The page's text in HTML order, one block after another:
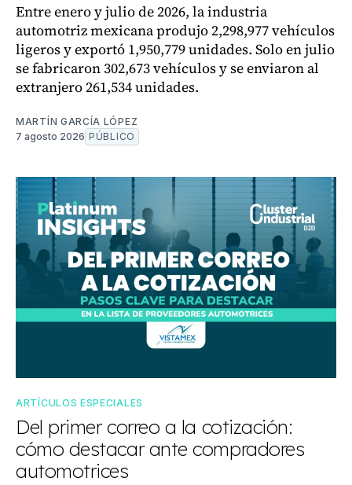
Entre enero y julio de 2026, la industria
automotriz mexicana produjo 2,298,977 vehículos
ligeros y exportó 1,950,779 unidades. Solo en julio
se fabricaron 302,673 vehículos y se enviaron al
extranjero 261,534 unidades.
MARTÍN GARCÍA LÓPEZ
7 agosto 2026 PÚBLICO
ARTÍCULOS ESPECIALES
Del primer correo a la cotización:
cómo destacar ante compradores
automotrices